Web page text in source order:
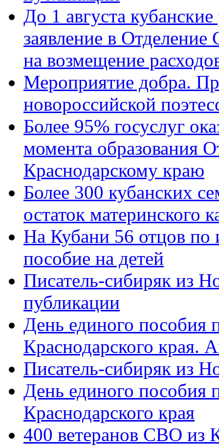
До 1 августа
заявление в
на возмещение
Мероприятие добра.
новороссийской
Более 95% госуслуг
момента образования
Краснодарскому краю
Более 300 кубанских
остаток материнского
На Кубани 56 отцов по
пособие на детей
Писатель-сибиряк из
публикации
День единого пособия
Краснодарского края.
Писатель-сибиряк из
День единого пособия
Краснодарского края
400 ветеранов СВО из